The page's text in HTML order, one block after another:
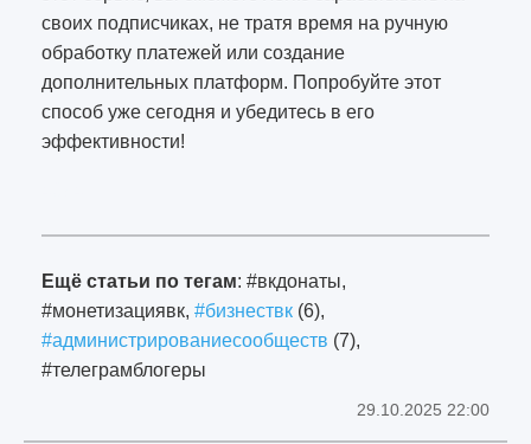
своих подписчиках, не тратя время на ручную
обработку платежей или создание
дополнительных платформ. Попробуйте этот
способ уже сегодня и убедитесь в его
эффективности!
Ещё статьи по тегам: #вкдонаты,
#монетизациявк, #бизнествк (6),
#администрированиесообществ (7),
#телеграмблогеры
29.10.2025 22:00